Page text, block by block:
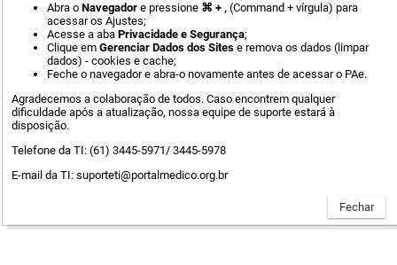
Abra o Navegador e pressione ⌘ + , (Command + vírgula) para
acessar os Ajustes;
Acesse a aba Privacidade e Segurança;
Clique em Gerenciar Dados dos Sites e remova os dados (limpar
dados) - cookies e cache;
Feche o navegador e abra-o novamente antes de acessar o PAe.
Agradecemos a colaboração de todos. Caso encontrem qualquer
dificuldade após a atualização, nossa equipe de suporte estará à
disposição.
Telefone da TI: (61) 3445-5971/ 3445-5978
E-mail da TI: suporteti@portalmedico.org.br